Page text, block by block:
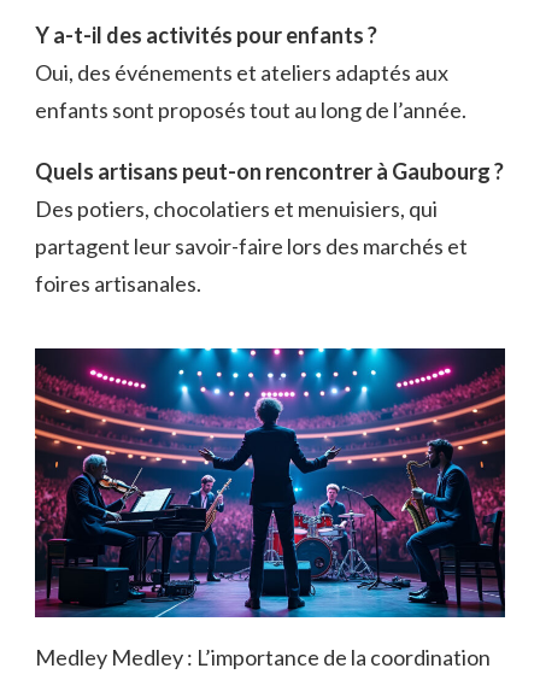
Y a-t-il des activités pour enfants ?
Oui, des événements et ateliers adaptés aux
enfants sont proposés tout au long de l’année.
Quels artisans peut-on rencontrer à Gaubourg ?
Des potiers, chocolatiers et menuisiers, qui
partagent leur savoir-faire lors des marchés et
foires artisanales.
Medley Medley : L’importance de la coordination